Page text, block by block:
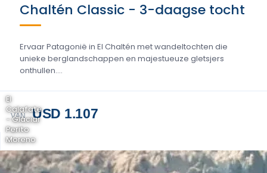
Chaltén Classic - 3-daagse tocht
Ervaar Patagonië in El Chaltén met wandeltochten die
unieke berglandschappen en majestueuze gletsjers
onthullen....
VAN USD 1.107
El
Calafate
- Glaciar
Perito
Moreno